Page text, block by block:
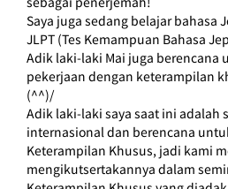
Saya juga sedang belajar bahasa
JLPT (Tes Kemampuan Bahasa
Adik laki-laki Mai juga berencana
pekerjaan dengan keterampilan
(^^)/
Adik laki-laki saya saat ini adalah
internasional dan berencana
Keterampilan Khusus, jadi kami
mengikutsertakannya dalam